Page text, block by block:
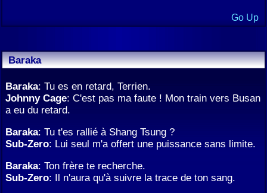
Go Up
Baraka
Baraka: Tu es en retard, Terrien.
Johnny Cage: C'est pas ma faute ! Mon train vers Busan
a eu du retard.
Baraka: Tu t'es rallié à Shang Tsung ?
Sub-Zero: Lui seul m'a offert une puissance sans limite.
Baraka: Ton frère te recherche.
Sub-Zero: Il n'aura qu'à suivre la trace de ton sang.